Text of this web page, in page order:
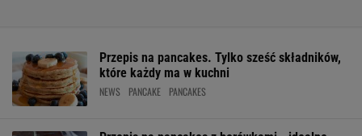
Przepis na pancakes. Tylko sześć składników,
które każdy ma w kuchni
NEWS PANCAKE PANCAKES